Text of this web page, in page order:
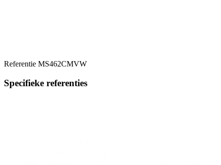
Referentie MS462CMVW
Specifieke referenties